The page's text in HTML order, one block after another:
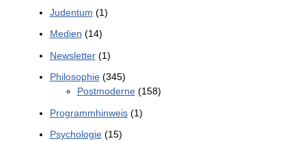
Judentum (1)
Medien (14)
Newsletter(1)
Philosophie(345)
Postmoderne(158)
Programmhinweis(1)
Psychologie(15)